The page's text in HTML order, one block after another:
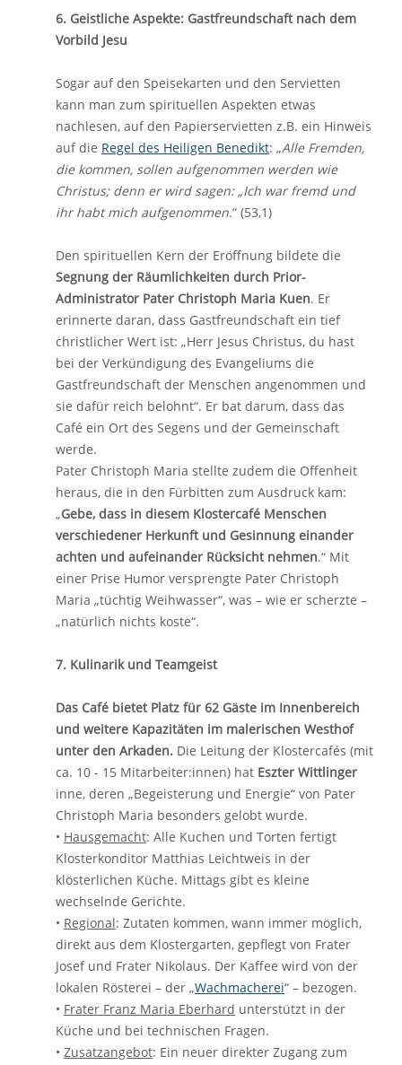
6. Geistliche Aspekte: Gastfreundschaft nach dem
Vorbild Jesu
Sogar auf den Speisekarten und den Servietten
kann man zum spirituellen Aspekten etwas
nachlesen, auf den Papierservietten z.B. ein Hinweis
auf die Regel des Heiligen Benedikt: „Alle Fremden,
die kommen, sollen aufgenommen werden wie
Christus; denn er wird sagen: „Ich war fremd und
ihr habt mich aufgenommen.“ (53,1)
Den spirituellen Kern der Eröffnung bildete die
Segnung der Räumlichkeiten durch Prior-
Administrator Pater Christoph Maria Kuen. Er
erinnerte daran, dass Gastfreundschaft ein tief
christlicher Wert ist: „Herr Jesus Christus, du hast
bei der Verkündigung des Evangeliums die
Gastfreundschaft der Menschen angenommen und
sie dafür reich belohnt“. Er bat darum, dass das
Café ein Ort des Segens und der Gemeinschaft
werde.
Pater Christoph Maria stellte zudem die Offenheit
heraus, die in den Fürbitten zum Ausdruck kam:
„Gebe, dass in diesem Klostercafé Menschen
verschiedener Herkunft und Gesinnung einander
achten und aufeinander Rücksicht nehmen.“ Mit
einer Prise Humor versprengte Pater Christoph
Maria „tüchtig Weihwasser“, was – wie er scherzte –
„natürlich nichts koste“.
7. Kulinarik und Teamgeist
Das Café bietet Platz für 62 Gäste im Innenbereich
und weitere Kapazitäten im malerischen Westhof
unter den Arkaden. Die Leitung der Klostercafés (mit
ca. 10 - 15 Mitarbeiter:innen) hat Eszter Wittlinger
inne, deren „Begeisterung und Energie“ von Pater
Christoph Maria besonders gelobt wurde.
• Hausgemacht: Alle Kuchen und Torten fertigt
Klosterkonditor Matthias Leichtweis in der
klösterlichen Küche. Mittags gibt es kleine
wechselnde Gerichte.
• Regional: Zutaten kommen, wann immer möglich,
direkt aus dem Klostergarten, gepflegt von Frater
Josef und Frater Nikolaus. Der Kaffee wird von der
lokalen Rösterei – der „Wachmacherei“ – bezogen.
• Frater Franz Maria Eberhard unterstützt in der
Küche und bei technischen Fragen.
• Zusatzangebot: Ein neuer direkter Zugang zum